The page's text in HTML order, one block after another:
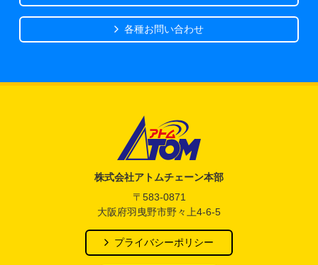
各種お問い合わせ
株式会社アトムチェーン本部
〒583-0871
大阪府羽曳野市野々上4-6-5
プライバシーポリシー